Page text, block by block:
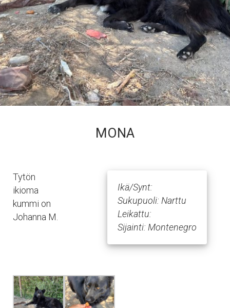
MONA
Ikä/Synt:
Sukupuoli: Narttu
Leikattu:
Sijainti: Montenegro
Tytön
ikioma
kummi on
Johanna M.